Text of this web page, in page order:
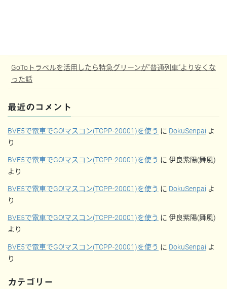
GoToトラベルを活用したら特急グリーンが”普通列車”より安くな
った話
最近のコメント
BVE5で電車でGO!マスコン(TCPP-20001)を使う に DokuSenpai よ
り
BVE5で電車でGO!マスコン(TCPP-20001)を使う に 伊良紫陽(舞風)
より
BVE5で電車でGO!マスコン(TCPP-20001)を使う に DokuSenpai よ
り
BVE5で電車でGO!マスコン(TCPP-20001)を使う に 伊良紫陽(舞風)
より
BVE5で電車でGO!マスコン(TCPP-20001)を使う に DokuSenpai よ
り
カテゴリー